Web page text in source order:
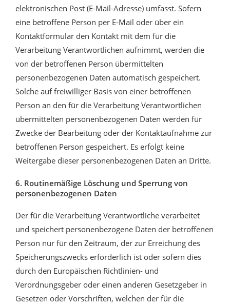
elektronischen Post (E-Mail-Adresse) umfasst. Sofern
eine betroffene Person per E-Mail oder über ein
Kontaktformular den Kontakt mit dem für die
Verarbeitung Verantwortlichen aufnimmt, werden die
von der betroffenen Person übermittelten
personenbezogenen Daten automatisch gespeichert.
Solche auf freiwilliger Basis von einer betroffenen
Person an den für die Verarbeitung Verantwortlichen
übermittelten personenbezogenen Daten werden für
Zwecke der Bearbeitung oder der Kontaktaufnahme zur
betroffenen Person gespeichert. Es erfolgt keine
Weitergabe dieser personenbezogenen Daten an Dritte.
6. Routinemäßige Löschung und Sperrung von
personenbezogenen Daten
Der für die Verarbeitung Verantwortliche verarbeitet
und speichert personenbezogene Daten der betroffenen
Person nur für den Zeitraum, der zur Erreichung des
Speicherungszwecks erforderlich ist oder sofern dies
durch den Europäischen Richtlinien- und
Verordnungsgeber oder einen anderen Gesetzgeber in
Gesetzen oder Vorschriften, welchen der für die